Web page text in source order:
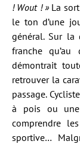
! Wout ! »La
le ton d’une
général. Sur la
franche qu’au
démontrait
retrouver la
passage.
à pois ou une
comprendre
sportive…